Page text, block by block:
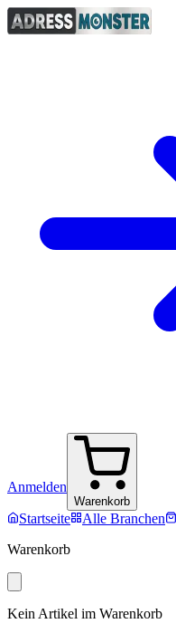
Anmelden
Warenkorb
Startseite Alle Branchen
Warenkorb
Kein Artikel im Warenkorb